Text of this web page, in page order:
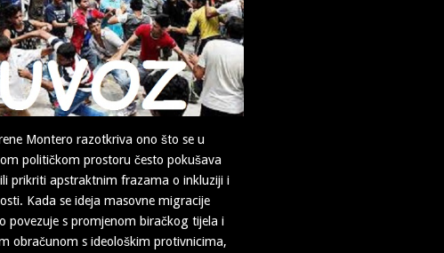
Montero razotkriva ono što se u
političkom prostoru često pokušava
prikriti apstraktnim frazama o inkluziji i
Kada se ideja masovne migracije
povezuje s promjenom biračkog tijela i
obračunom s ideološkim protivnicima,